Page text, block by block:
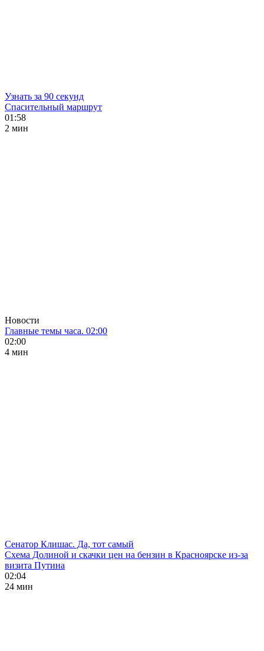
Узнать за 90 секунд
Спасительный маршрут
01:58
2 мин
Новости
Главные темы часа. 02:00
02:00
4 мин
Сенатор Клишас. Да, тот самый
Схема Долиной и скачки цен на бензин в Красноярске из-за
визита Путина
02:04
24 мин